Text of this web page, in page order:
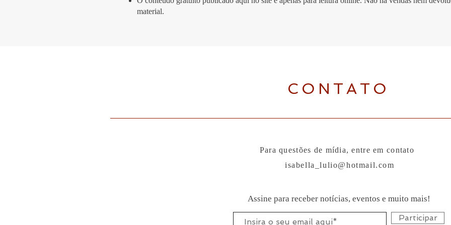
material.
CONTATO
Para questões de mídia, entre em contato
isabella_lulio@hotmail.com
Assine para receber notícias, eventos e muito mais!
Participar